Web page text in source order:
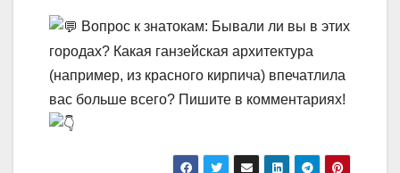
Вопрос к знатокам: Бывали ли вы в этих
городах? Какая ганзейская архитектура
(например, из красного кирпича) впечатлила
вас больше всего? Пишите в комментариях!